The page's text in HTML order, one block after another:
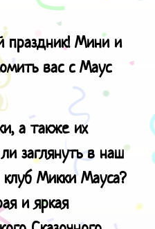
праздник! Мини и
вас с Маус
а также их
заглянуть в наш
Микки Мауса?
и яркая